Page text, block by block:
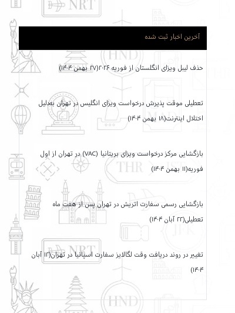
آخرین اخبار ثبت شده
حذف لیبل ویزای انگلستان از فوریه ۲۰۲۶(۲۷ بهمن ۱۴۰۴)
تعطیلی موقت پذیرش درخواست ویزای انگلیس در تهران به‌دلیل
اختلال اینترنت(۱۸ بهمن ۱۴۰۴)
بازگشایی مرکز درخواست ویزای بریتانیا (VAC) در تهران از اول
فوریه(۱۱ بهمن ۱۴۰۴)
بازگشایی رسمی سفارت اتریش در تهران پس از هفت ماه
تعطیلی(۲۲ آبان ۱۴۰۴)
تغییر در روند دریافت وقت لگالایز سفارت اسپانیا در تهران(۱۲ آبان
۱۴۰۴)